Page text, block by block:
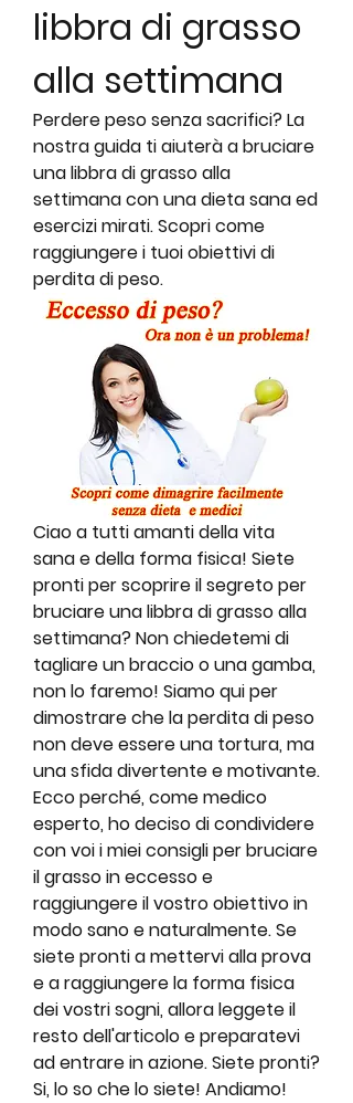
libbra di grasso
alla settimana
Perdere peso senza sacrifici? La
nostra guida ti aiuterà a bruciare
una libbra di grasso alla
settimana con una dieta sana ed
esercizi mirati. Scopri come
raggiungere i tuoi obiettivi di
perdita di peso.
Ciao a tutti amanti della vita
sana e della forma fisica! Siete
pronti per scoprire il segreto per
bruciare una libbra di grasso alla
settimana? Non chiedetemi di
tagliare un braccio o una gamba,
non lo faremo! Siamo qui per
dimostrare che la perdita di peso
non deve essere una tortura, ma
una sfida divertente e motivante.
Ecco perché, come medico
esperto, ho deciso di condividere
con voi i miei consigli per bruciare
il grasso in eccesso e
raggiungere il vostro obiettivo in
modo sano e naturalmente. Se
siete pronti a mettervi alla prova
e a raggiungere la forma fisica
dei vostri sogni, allora leggete il
resto dell'articolo e preparatevi
ad entrare in azione. Siete pronti?
Si, lo so che lo siete! Andiamo!